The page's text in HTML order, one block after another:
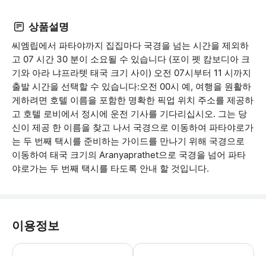
상품설명
씨엠립에서 파타야까지 집집마다 국경을 넘는 시간을 제외하
고 07 시간 30 분이 소요될 수 있습니다 (포이 펫 캄보디아 크
기와 아라 냐프라텟 태국 크기 사이) 오전 07시부터 11 시까지
출발 시간을 선택할 수 있습니다:오전 00시 예, 여행을 원활하
게하려면 호텔 이름을 포함한 명확한 픽업 위치 주소를 제공하
고 호텔 로비에서 정시에 운전 기사를 기다리십시오. 그는 당
신이 제공 한 이름을 찾고 나서 국경으로 이동하여 파타야로가
는 두 번째 택시를 준비하는 가이드를 만나기 위해 국경으로
이동하여 태국 크기의 Aranyaprathet으로 국경을 넘어 파타
야로가는 두 번째 택시를 타도록 안내 할 것입니다.
이용정보
모든 방문객은 출입국 심사대를 통과